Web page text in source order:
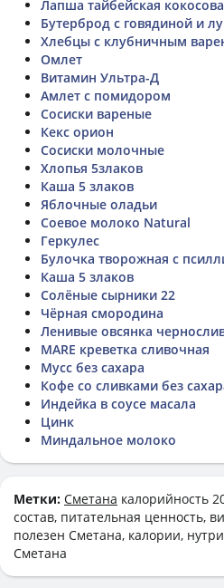
Лапша тайбейская
Бутерброд с говядиной и
Хлебцы с клубничным
Омлет
Витамин Ультра-Д
Амлет с помидором
Сосиски вареные
Кекс орион
Сосиски молочные
Хлопья 5злаков
Каша 5 злаков
Яблочные оладьи
Соевое молоко Natural
Геркулес
Булочка творожная с
Каша 5 злаков
Солёные сырники 22
Чёрная смородина
Ленивые овсянка
MARE креветка сливочная
Мусс без сахара
Кофе со сливками без
Индейка в соусе масала
Цинк
Миндальное молоко
Метки: Cметана калорийность
состав, питательная ценность,
полезен Cметана, калории,
Cметана